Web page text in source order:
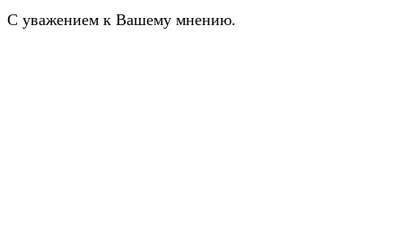
С уважением к Вашему мнению.